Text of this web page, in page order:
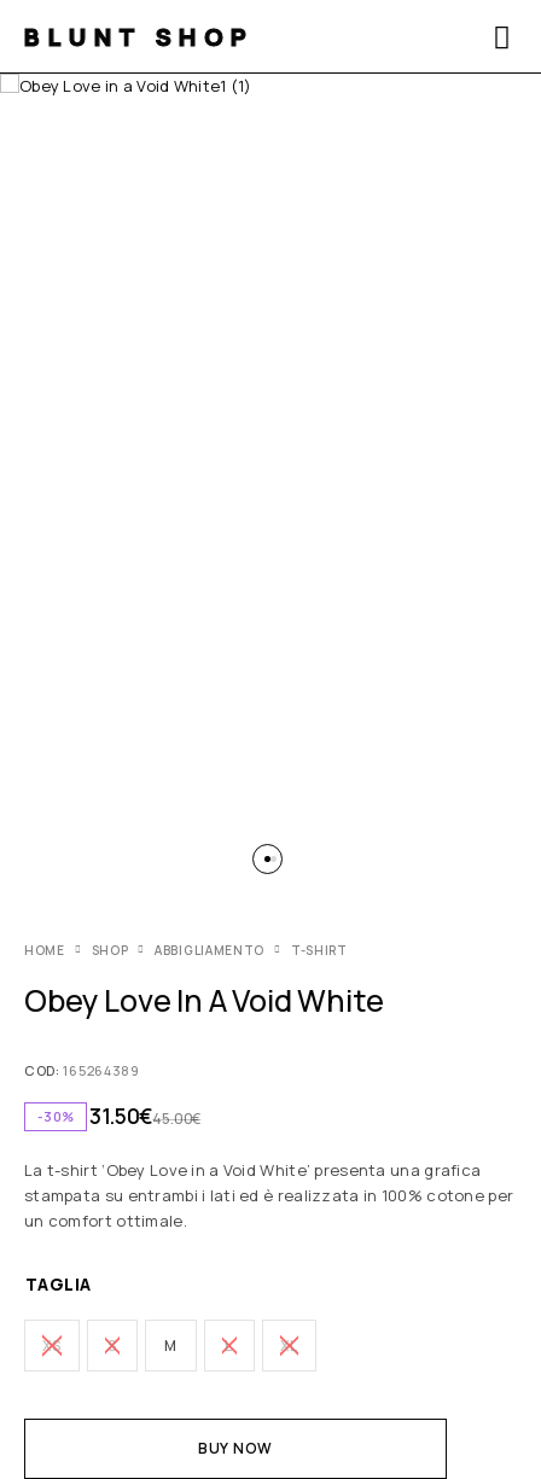
BLUNT SHOP
HOME SHOP ABBIGLIAMENTO T-SHIRT
Obey Love In A Void White
COD:165264389
-30% 45.00€
31.50€
La t-shirt ‘Obey Love in a Void White’ presenta una grafica
stampata su entrambi i lati ed è realizzata in 100% cotone per
un comfort ottimale.
TAGLIA
XS S M L XL
BUY NOW